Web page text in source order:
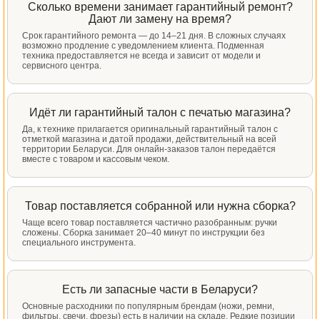
Сколько времени занимает гарантийный ремонт?
Дают ли замену на время?
Срок гарантийного ремонта — до 14–21 дня. В сложных случаях
возможно продление с уведомлением клиента. Подменная
техника предоставляется не всегда и зависит от модели и
сервисного центра.
Идёт ли гарантийный талон с печатью магазина?
Да, к технике прилагается оригинальный гарантийный талон с
отметкой магазина и датой продажи, действительный на всей
территории Беларуси. Для онлайн-заказов талон передаётся
вместе с товаром и кассовым чеком.
Товар поставляется собранной или нужна сборка?
Чаще всего товар поставляется частично разобранным: ручки
сложены. Сборка занимает 20–40 минут по инструкции без
специального инструмента.
Есть ли запасные части в Беларуси?
Основные расходники по популярным брендам (ножи, ремни,
фильтры, свечи, фрезы) есть в наличии на складе. Редкие позиции